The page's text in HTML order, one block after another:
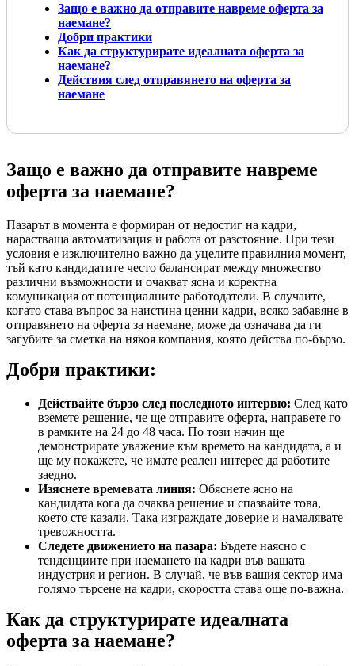
Защо е важно да отправите навреме оферта за
наемане?
Добри практики
Как да структурирате идеалната оферта за
наемане?
Действия след отправянето на оферта за
наемане
Защо е важно да отправите навреме
оферта за наемане?
Пазарът в момента е формиран от недостиг на кадри,
нарастваща автоматизация и работа от разстояние. При тези
условия е изключително важно да уцелите правилния момент,
тъй като кандидатите често балансират между множество
различни възможности и очакват ясна и коректна
комуникация от потенциалните работодатели. В случаите,
когато става въпрос за наистина ценни кадри, всяко забавяне в
отправянето на оферта за наемане, може да означава да ги
загубите за сметка на някоя компания, която действа по-бързо.
Добри практики:
Действайте бързо след последното интервю: След като
вземете решение, че ще отправите оферта, направете го
в рамките на 24 до 48 часа. По този начин ще
демонстрирате уважение към времето на кандидата, а и
ще му покажете, че имате реален интерес да работите
заедно.
Изяснете времевата линия: Обяснете ясно на
кандидата кога да очаква решение и спазвайте това,
което сте казали. Така изграждате доверие и намалявате
тревожността.
Следете движението на пазара: Бъдете наясно с
тенденциите при наемането на кадри във вашата
индустрия и регион. В случай, че във вашия сектор има
голямо търсене на кадри, скоростта става още по-важна.
Как да структурирате идеалната
оферта за наемане?